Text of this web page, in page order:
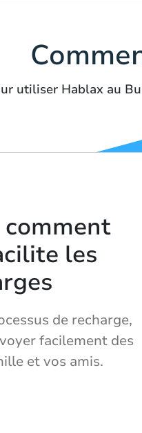
utiliser Hablax au
comment
les
de recharge,
facilement des
et vos amis.